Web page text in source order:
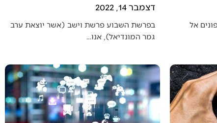
אל
דצמבר 14, 2022
בפרשת השבוע פרשת וישב (אשר יוצאת ערב
גמר המונדיאל), אנו…